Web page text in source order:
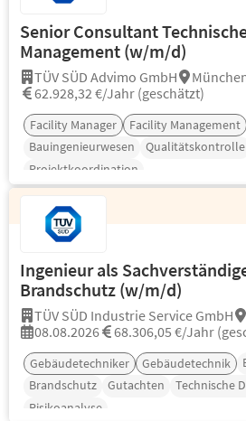
Senior Consultant
Management (w/m/d)
TÜV SÜD Advimo GmbH
62.928,32 €/Jahr (geschätzt)
Facility Manager Facility Management
Bauingenieurwesen
Qualitätskontrolle
Projektkoordination
Ingenieur als
Brandschutz (w/m/d)
TÜV SÜD Industrie Service GmbH
08.08.2026
68.306,05 €/Jahr
Gebäudetechniker Gebäudetechnik
Brandschutz
Gutachten
Technische
Risikoanalyse